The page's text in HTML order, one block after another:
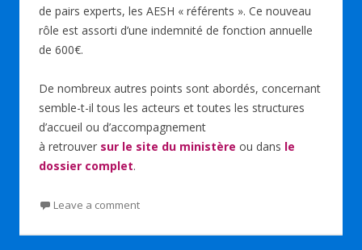
de pairs experts, les AESH « référents ». Ce nouveau
rôle est assorti d’une indemnité de fonction annuelle
de 600€.
De nombreux autres points sont abordés, concernant
semble-t-il tous les acteurs et toutes les structures
d’accueil ou d’accompagnement
à retrouver sur le site du ministère ou dans le
dossier complet.
Leave a comment